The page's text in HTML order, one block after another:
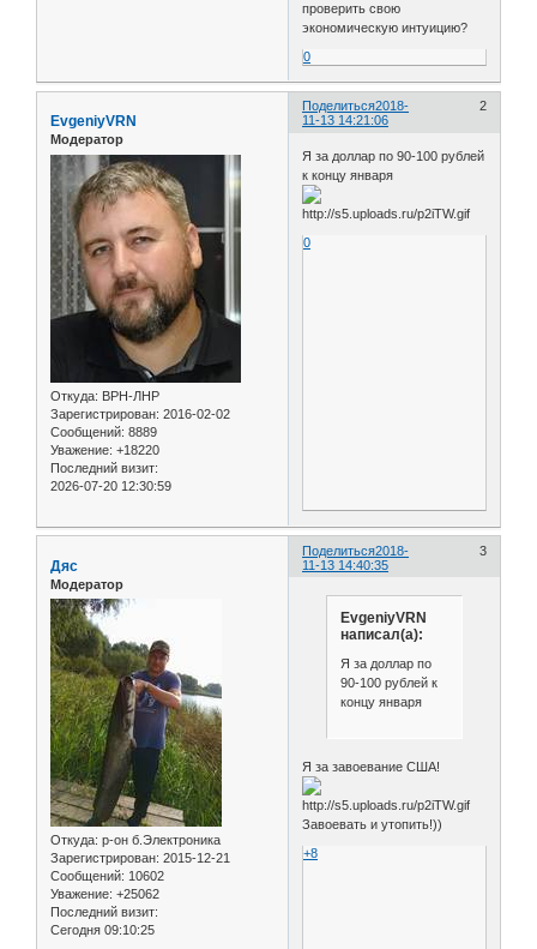
проверить свою
экономическую интуицию?
0
Поделиться 2
2018-
11-13 14:21:06
EvgeniyVRN
Модератор
Откуда: ВРН-ЛНР
Зарегистрирован: 2016-02-02
Сообщений: 8889
Уважение: +18220
Последний визит:
2026-07-20 12:30:59
Я за доллар по 90-100 рублей
к концу января
0
Поделиться 3
2018-
11-13 14:40:35
Дяс
Модератор
Откуда: р-он б.Электроника
Зарегистрирован: 2015-12-21
Сообщений: 10602
Уважение: +25062
Последний визит:
Сегодня 09:10:25
EvgeniyVRN
написал(а):
Я за доллар по
90-100 рублей к
концу января
Я за завоевание США!
Завоевать и утопить!))
+8